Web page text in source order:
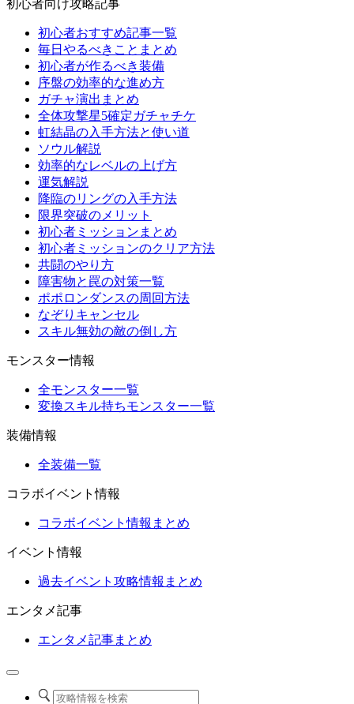
初心者向け攻略記事
初心者おすすめ記事一覧
毎日やるべきことまとめ
初心者が作るべき装備
序盤の効率的な進め方
ガチャ演出まとめ
全体攻撃星5確定ガチャチケ
虹結晶の入手方法と使い道
ソウル解説
効率的なレベルの上げ方
運気解説
降臨のリングの入手方法
限界突破のメリット
初心者ミッションまとめ
初心者ミッションのクリア方法
共闘のやり方
障害物と罠の対策一覧
ポポロンダンスの周回方法
なぞりキャンセル
スキル無効の敵の倒し方
モンスター情報
全モンスター一覧
変換スキル持ちモンスター一覧
装備情報
全装備一覧
コラボイベント情報
コラボイベント情報まとめ
イベント情報
過去イベント攻略情報まとめ
エンタメ記事
エンタメ記事まとめ